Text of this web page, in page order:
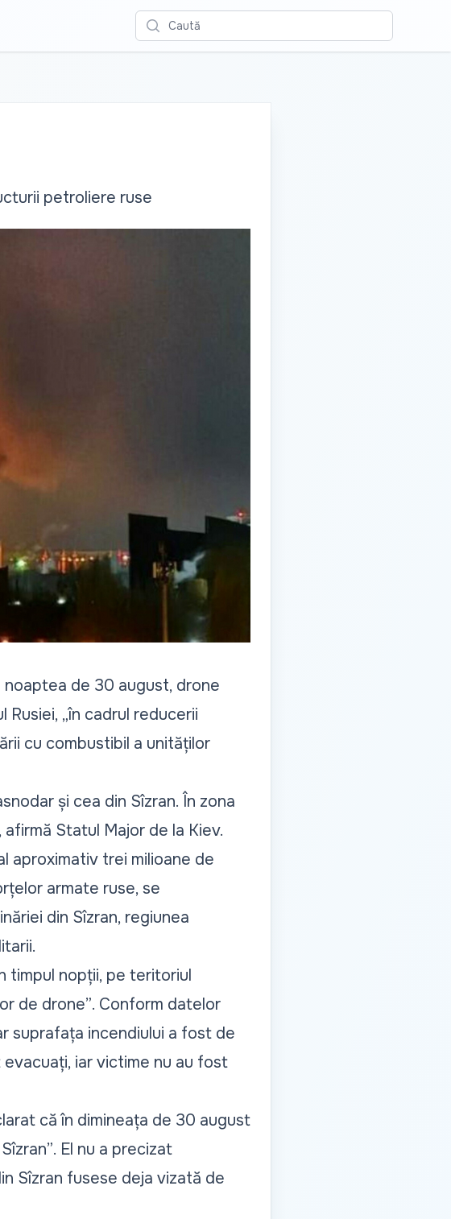
Caută
petroliere ruse
de 30 august, drone
Rusiei, „în cadrul reducerii
cu combustibil a unităților
și cea din Sîzran. În zona
Statul Major de la Kiev.
aproximativ trei milioane de
armate ruse, se
din Sîzran, regiunea
timpul nopții, pe teritoriul
de drone”. Conform datelor
suprafața incendiului a fost de
iar victime nu au fost
că în dimineața de 30 august
. El nu a precizat
Sîzran fusese deja vizată de